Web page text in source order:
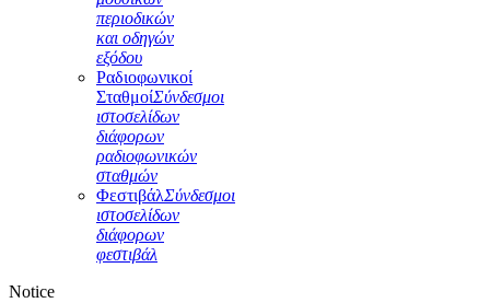
περιοδικών
και οδηγών
εξόδου
Ραδιοφωνικοί
ΣταθμοίΣύνδεσμοι
ιστοσελίδων
διάφορων
ραδιοφωνικών
σταθμών
ΦεστιβάλΣύνδεσμοι
ιστοσελίδων
διάφορων
φεστιβάλ
Notice